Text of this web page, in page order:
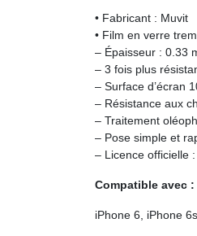
• Fabricant : Muvit
• Film en verre
– Épaisseur : 0.33
– 3 fois plus
– Surface d’écran
– Résistance aux
– Traitement
– Pose simple et
– Licence officielle
Compatible avec :
iPhone 6, iPhone 6s